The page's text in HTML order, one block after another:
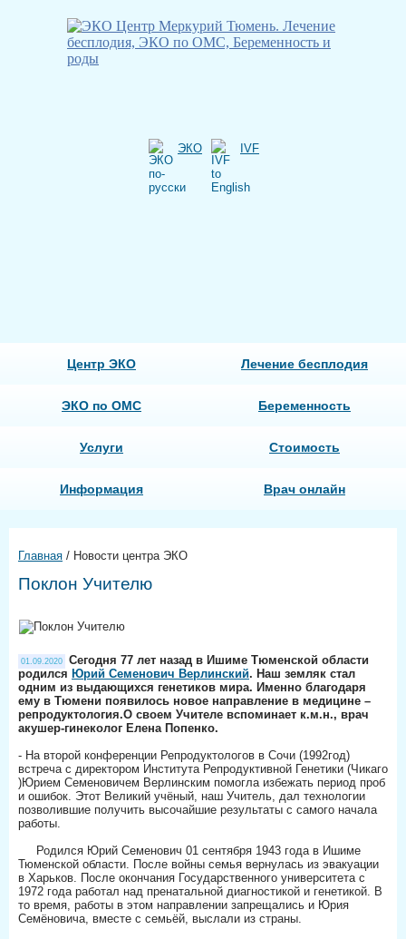
ЭКО IVF
Центр ЭКО Лечение бесплодия
ЭКО по ОМС Беременность
Услуги Стоимость
Информация Врач онлайн
Главная / Новости центра ЭКО
Поклон Учителю
01.09.2020
Сегодня 77 лет назад в Ишиме Тюменской области
родился Юрий Семенович Верлинский. Наш земляк стал
одним из выдающихся генетиков мира. Именно благодаря
ему в Тюмени появилось новое направление в медицине –
репродуктология.О своем Учителе вспоминает к.м.н., врач
акушер-гинеколог Елена Попенко.
- На второй конференции Репродуктологов в Сочи (1992год)
встреча с директором Института Репродуктивной Генетики (Чикаго
)Юрием Семеновичем Верлинским помогла избежать период проб
и ошибок. Этот Великий учёный, наш Учитель, дал технологии
позволившие получить высочайшие результаты с самого начала
работы.
⠀⠀Родился Юрий Семенович 01 сентября 1943 года в Ишиме
Тюменской области. После войны семья вернулась из эвакуации
в Харьков. После окончания Государственного университета с
1972 года работал над пренатальной диагностикой и генетикой. В
то время, работы в этом направлении запрещались и Юрия
Семёновича, вместе с семьёй, выслали из страны.